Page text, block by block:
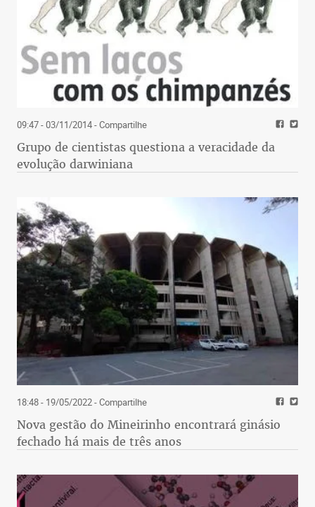
09:47 - 03/11/2014- Compartilhe
Grupo de cientistas questiona a veracidade da
evolução darwiniana
18:48 - 19/05/2022- Compartilhe
Nova gestão do Mineirinho encontrará ginásio
fechado há mais de três anos